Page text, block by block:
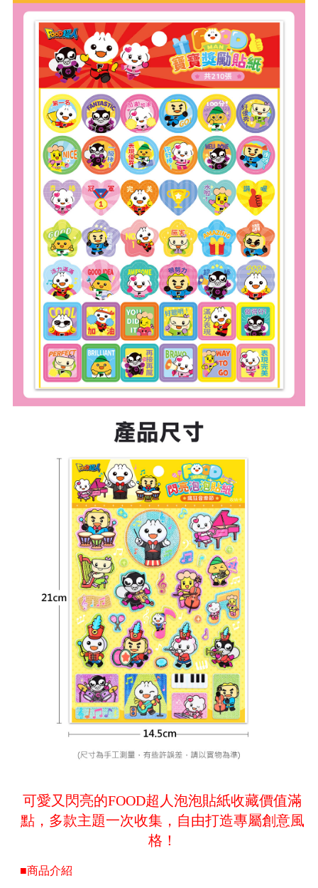
可愛又閃亮的FOOD超人泡泡貼紙收藏價值滿
點，多款主題一次收集，自由打造專屬創意風
格！
■商品介紹